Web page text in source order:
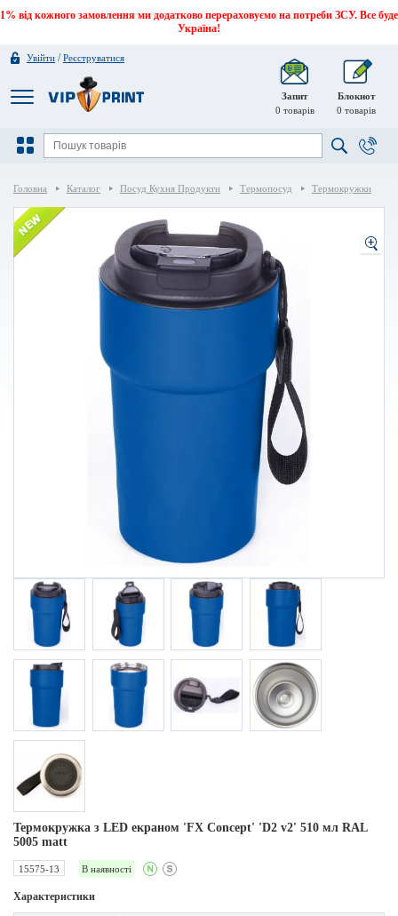
1% від кожного замовлення ми додатково перераховуємо на потреби ЗСУ. Все буде
Україна!
Увійти /Реєструватися
Запит
0 товарів
Блокнот
0 товарів
Головна Каталог Посуд Кухня Продукти Термопосуд Термокружки
Термокружка з LED екраном 'FX Concept' 'D2 v2' 510 мл RAL
5005 matt
15575-13 В наявності
Характеристики